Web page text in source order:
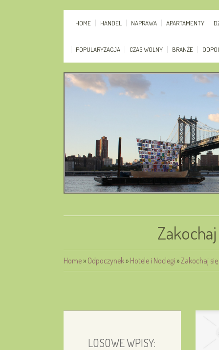
HOME HANDEL NAPRAWA APARTAMENTY
POPULARYZACJA CZAS WOLNY BRANŻE
Home» Odpoczynek» Hotele i Noclegi »Zakochaj
LOSOWE WPISY: